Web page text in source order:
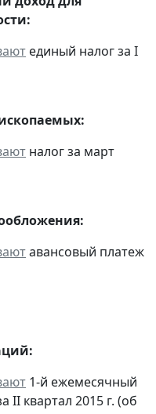
единый налог за I
налог за март
авансовый платеж
1-й ежемесячный
II квартал 2015 г. (об